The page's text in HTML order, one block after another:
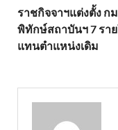
ราชกิจจาฯแต่งตั้ง ก
พิทักษ์สถาบันฯ 7 รา
แทนตำแหน่งเดิม